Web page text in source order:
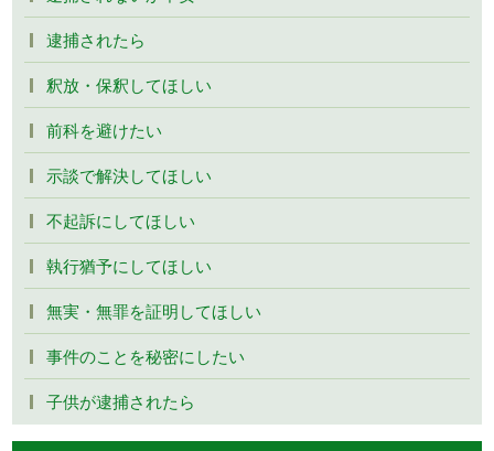
逮捕されたら
釈放・保釈してほしい
前科を避けたい
示談で解決してほしい
不起訴にしてほしい
執行猶予にしてほしい
無実・無罪を証明してほしい
事件のことを秘密にしたい
子供が逮捕されたら